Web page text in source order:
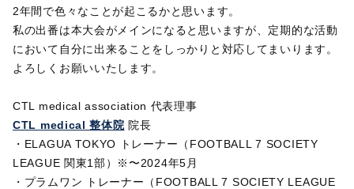
2年間で色々なことが起こるかと思います。
私の出番は本大会がメインになると思いますが、定期的な活動
において自分に出来ることをしっかりと対応してまいります。
よろしくお願いいたします。
CTL medical association 代表理事
CTL medical 整体院院長
・ELAGUA TOKYO トレーナー（FOOTBALL 7 SOCIETY
LEAGUE 関東1部）※〜2024年5月
・プラムワン トレーナー（FOOTBALL 7 SOCIETY LEAGUE